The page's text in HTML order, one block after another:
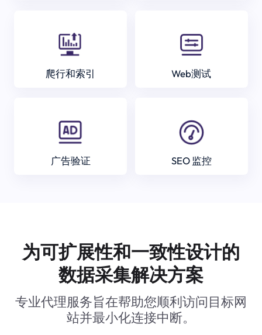
爬行和索引 Web测试
广告验证 SEO 监控
为可扩展性和一致性设计的
数据采集解决方案
专业代理服务旨在帮助您顺利访问目标网
站并最小化连接中断。